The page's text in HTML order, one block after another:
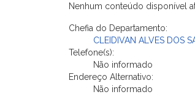
Nenhum conteúdo disponível
Chefia do Departamento:
CLEIDIVAN ALVES DOS
Telefone(s):
Não informado
Endereço Alternativo:
Não informado